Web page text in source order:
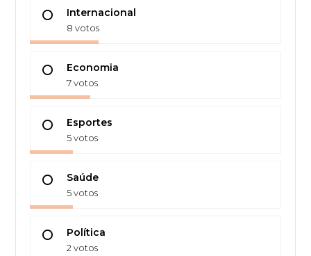
Internacional
8 votos
Economia
7 votos
Esportes
5 votos
Saúde
5 votos
Política
2 votos